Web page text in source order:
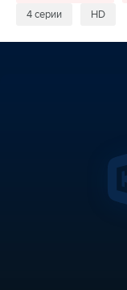
4 серии
HD